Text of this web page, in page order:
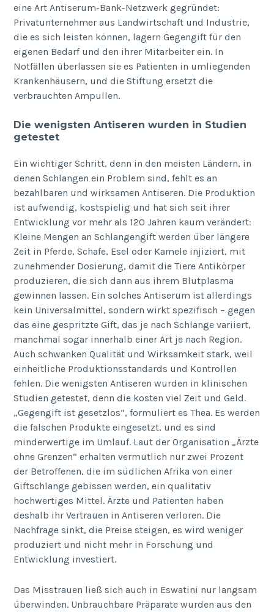
eine Art Antiserum-Bank-Netzwerk gegründet:
Privatunternehmer aus Landwirtschaft und Industrie,
die es sich leisten können, lagern Gegengift für den
eigenen Bedarf und den ihrer Mitarbeiter ein. In
Notfällen überlassen sie es Patienten in umliegenden
Krankenhäusern, und die Stiftung ersetzt die
verbrauchten Ampullen.
Die wenigsten Antiseren wurden in Studien
getestet
Ein wichtiger Schritt, denn in den meisten Ländern, in
denen Schlangen ein Problem sind, fehlt es an
bezahlbaren und wirksamen Antiseren. Die Produktion
ist aufwendig, kostspielig und hat sich seit ihrer
Entwicklung vor mehr als 120 Jahren kaum verändert:
Kleine Mengen an Schlangengift werden über längere
Zeit in Pferde, Schafe, Esel oder Kamele injiziert, mit
zunehmender Dosierung, damit die Tiere Antikörper
produzieren, die sich dann aus ihrem Blutplasma
gewinnen lassen. Ein solches Antiserum ist allerdings
kein Universalmittel, sondern wirkt spezifisch – gegen
das eine gespritzte Gift, das je nach Schlange variiert,
manchmal sogar innerhalb einer Art je nach Region.
Auch schwanken Qualität und Wirksamkeit stark, weil
einheitliche Produktionsstandards und Kontrollen
fehlen. Die wenigsten Antiseren wurden in klinischen
Studien getestet, denn die kosten viel Zeit und Geld.
„Gegengift ist gesetzlos“, formuliert es Thea. Es werden
die falschen Produkte eingesetzt, und es sind
minderwertige im Umlauf. Laut der Organisation „Ärzte
ohne Grenzen“ erhalten vermutlich nur zwei Prozent
der Betroffenen, die im südlichen Afrika von einer
Giftschlange gebissen werden, ein qualitativ
hochwertiges Mittel. Ärzte und Patienten haben
deshalb ihr Vertrauen in Antiseren verloren. Die
Nachfrage sinkt, die Preise steigen, es wird weniger
produziert und nicht mehr in Forschung und
Entwicklung investiert.
Das Misstrauen ließ sich auch in Eswatini nur langsam
überwinden. Unbrauchbare Präparate wurden aus den